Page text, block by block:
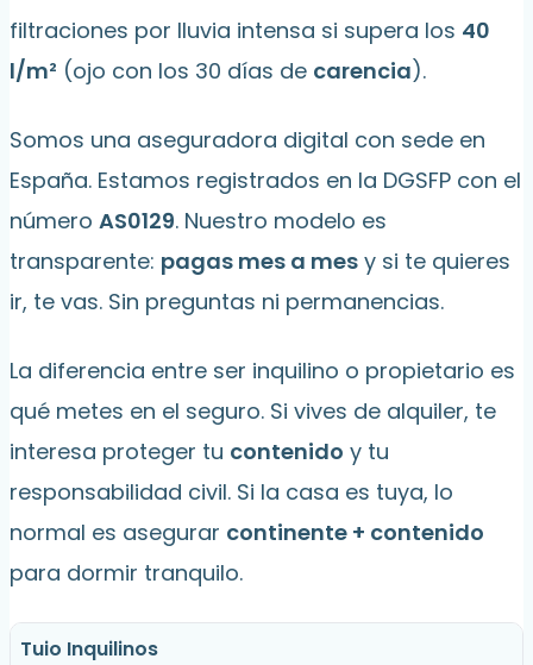
filtraciones por lluvia intensa si supera los 40
l/m² (ojo con los 30 días de carencia).
Somos una aseguradora digital con sede en
España. Estamos registrados en la DGSFP con el
número AS0129. Nuestro modelo es
transparente: pagas mes a mes y si te quieres
ir, te vas. Sin preguntas ni permanencias.
La diferencia entre ser inquilino o propietario es
qué metes en el seguro. Si vives de alquiler, te
interesa proteger tu contenido y tu
responsabilidad civil. Si la casa es tuya, lo
normal es asegurar continente + contenido
para dormir tranquilo.
Tuio Inquilinos